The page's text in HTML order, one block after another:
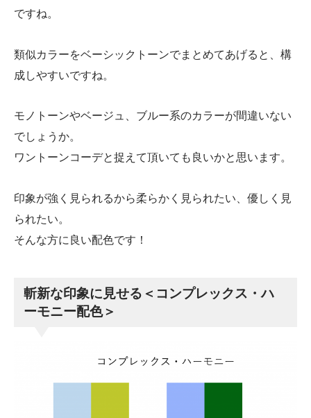
ですね。
類似カラーをベーシックトーンでまとめてあげると、構
成しやすいですね。
モノトーンやベージュ、ブルー系のカラーが間違いない
でしょうか。
ワントーンコーデと捉えて頂いても良いかと思います。
印象が強く見られるから柔らかく見られたい、優しく見
られたい。
そんな方に良い配色です！
斬新な印象に見せる＜コンプレックス・ハ
ーモニー配色＞